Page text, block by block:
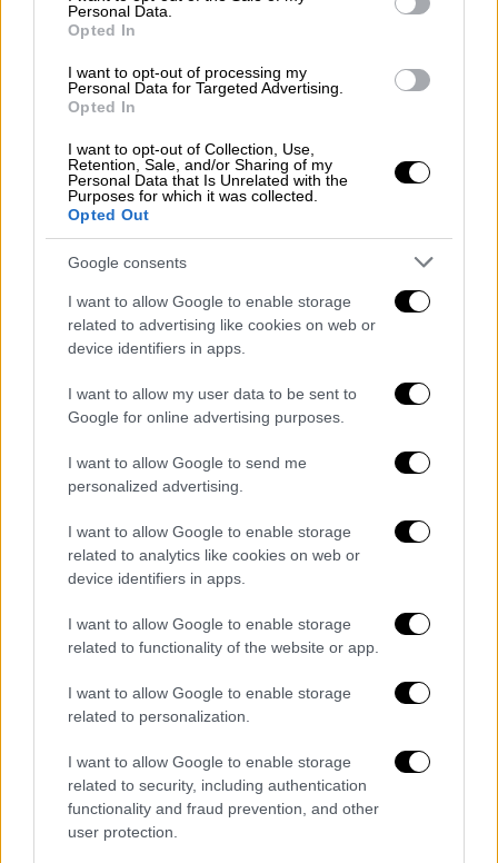
Personal Data.
Opted In
I want to opt-out of processing my
Personal Data for Targeted Advertising.
Opted In
I want to opt-out of Collection, Use,
Retention, Sale, and/or Sharing of my
Personal Data that Is Unrelated with the
Purposes for which it was collected.
Opted Out
Google consents
I want to allow Google to enable storage
related to advertising like cookies on web or
device identifiers in apps.
I want to allow my user data to be sent to
Google for online advertising purposes.
I want to allow Google to send me
personalized advertising.
I want to allow Google to enable storage
related to analytics like cookies on web or
device identifiers in apps.
I want to allow Google to enable storage
related to functionality of the website or app.
I want to allow Google to enable storage
related to personalization.
I want to allow Google to enable storage
related to security, including authentication
functionality and fraud prevention, and other
user protection.
Συλλόγου Πληγέντων Δυστυχήματος
Φοίβος Δεληβοριάς, Καλλιτέχνης
Θανάσης Καμπαγιάννης, Δικηγόρος
Δημήτρης Κουτσιαύτης, Πρόεδρος της
Πανελλήνιας Ένωσης Προσωπικού
Έλξης
Μάρκος Μπεκρής Πρόεδρος του
Εργατικού Κέντρου Πειραιά και
Σωματείου ΕΝΕΔΕΠ στην COSCO
Μεγάλη Συναυλία την Πέμπτη - Ποιοι
θα τραγουδήσουν
Μία ημέρα μετά, την Πέμπτη 13 Μάρτη,
διοργανώνουν μεγάλη συναυλία στο
Σύνταγμαστις 7 μ.μ.
Στο κάλεσμά τους αναφέρουν: «Οι
Φοιτητικοί Σύλλογοι Αθήνας δίνουμε
για το έγκλημα στα Τέμπη. Καλούμε τους
φοιτητές και τις φοιτήτριες να συμμετέχουν
μαζικά στα συλλαλητήρια των Φοιτητικών
Συλλόγων, των εργατικών σωματείων, τις
πρωτοβουλίες των συγγενών των θυμάτων,
κάνοντας πράξη την υπόσχεση μας ότι δε θα
επιτρέψουμε αυτό το έγκλημα να
συγκαλυφθεί, ότι θα πάμε τον αγώνα μέχρι